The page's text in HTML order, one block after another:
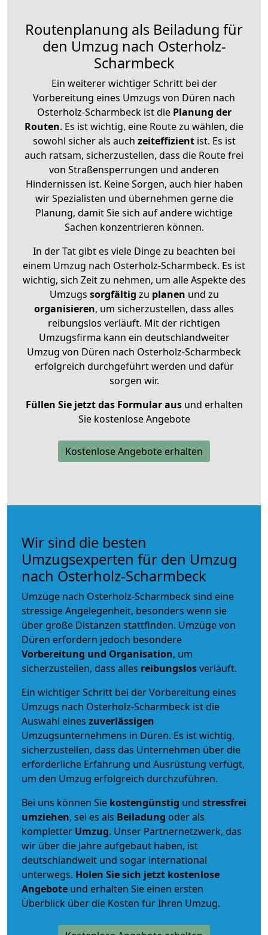
Routenplanung als Beiladung für
den Umzug nach Osterholz-
Scharmbeck
Ein weiterer wichtiger Schritt bei der
Vorbereitung eines Umzugs von Düren nach
Osterholz-Scharmbeck ist diePlanung der
Routen. Es ist wichtig, eine Route zu wählen, die
sowohl sicher als auch zeiteffizientist. Es ist
auch ratsam, sicherzustellen, dass die Route frei
von Straßensperrungen und anderen
Hindernissen ist. Keine Sorgen, auch hier haben
wir Spezialisten und übernehmen gerne die
Planung, damit Sie sich auf andere wichtige
Sachen konzentrieren können.
In der Tat gibt es viele Dinge zu beachten bei
einem Umzug nach Osterholz-Scharmbeck. Es ist
wichtig, sich Zeit zu nehmen, um alle Aspekte des
Umzugs sorgfältig zu planen und zu
organisieren, um sicherzustellen, dass alles
reibungslos verläuft. Mit der richtigen
Umzugsfirma kann ein deutschlandweiter
Umzug von Düren nach Osterholz-Scharmbeck
erfolgreich durchgeführt werden und dafür
sorgen wir.
Füllen Sie jetzt das Formular ausund erhalten
Sie kostenlose Angebote
Kostenlose Angebote erhalten
Wir sind die besten
Umzugsexperten für den Umzug
nach Osterholz-Scharmbeck
Umzüge nach Osterholz-Scharmbeck sind eine
stressige Angelegenheit, besonders wenn sie
über große Distanzen stattfinden. Umzüge von
Düren erfordern jedoch besondere
Vorbereitung und Organisation, um
sicherzustellen, dass alles reibungslosverläuft.
Ein wichtiger Schritt bei der Vorbereitung eines
Umzugs nach Osterholz-Scharmbeck ist die
Auswahl eines zuverlässigen
Umzugsunternehmens in Düren. Es ist wichtig,
sicherzustellen, dass das Unternehmen über die
erforderliche Erfahrung und Ausrüstung verfügt,
um den Umzug erfolgreich durchzuführen.
Bei uns können Sie kostengünstig und stressfrei
umziehen, sei es als Beiladung oder als
kompletter Umzug. Unser Partnernetzwerk, das
wir über die Jahre aufgebaut haben, ist
deutschlandweit und sogar international
unterwegs. Holen Sie sich jetzt kostenlose
Angebote und erhalten Sie einen ersten
Überblick über die Kosten für Ihren Umzug.